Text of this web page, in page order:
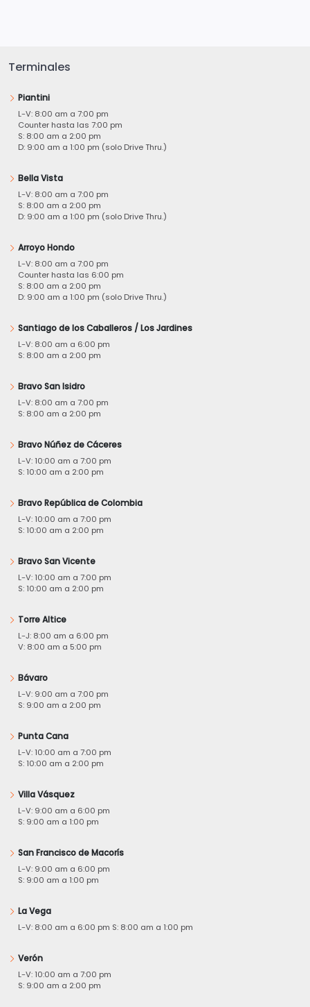
Terminales
Piantini
L-V: 8:00 am a 7:00 pm
Counter hasta las 7:00 pm
S: 8:00 am a 2:00 pm
D: 9:00 am a 1:00 pm (solo Drive Thru.)
Bella Vista
L-V: 8:00 am a 7:00 pm
S: 8:00 am a 2:00 pm
D: 9:00 am a 1:00 pm (solo Drive Thru.)
Arroyo Hondo
L-V: 8:00 am a 7:00 pm
Counter hasta las 6:00 pm
S: 8:00 am a 2:00 pm
D: 9:00 am a 1:00 pm (solo Drive Thru.)
Santiago de los Caballeros / Los Jardines
L-V: 8:00 am a 6:00 pm
S: 8:00 am a 2:00 pm
Bravo San Isidro
L-V: 8:00 am a 7:00 pm
S: 8:00 am a 2:00 pm
Bravo Núñez de Cáceres
L-V: 10:00 am a 7:00 pm
S: 10:00 am a 2:00 pm
Bravo República de Colombia
L-V: 10:00 am a 7:00 pm
S: 10:00 am a 2:00 pm
Bravo San Vicente
L-V: 10:00 am a 7:00 pm
S: 10:00 am a 2:00 pm
Torre Altice
L-J: 8:00 am a 6:00 pm
V: 8:00 am a 5:00 pm
Bávaro
L-V: 9:00 am a 7:00 pm
S: 9:00 am a 2:00 pm
Punta Cana
L-V: 10:00 am a 7:00 pm
S: 10:00 am a 2:00 pm
Villa Vásquez
L-V: 9:00 am a 6:00 pm
S: 9:00 am a 1:00 pm
San Francisco de Macorís
L-V: 9:00 am a 6:00 pm
S: 9:00 am a 1:00 pm
La Vega
L-V: 8:00 am a 6:00 pm S: 8:00 am a 1:00 pm
Verón
L-V: 10:00 am a 7:00 pm
S: 9:00 am a 2:00 pm